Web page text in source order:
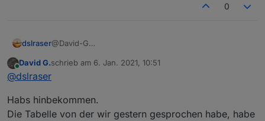
0
dslraser@David-G
Bereiche extrahieren. Einfach den Baustein, also die
Blockly importieren.
Online
David G.schrieb am 6. Jan. 2021, 10:51
zuletzt editiert von
@dslraser
Habs hinbekommen.
Die Tabelle von der wir gestern gesprochen habe, habe